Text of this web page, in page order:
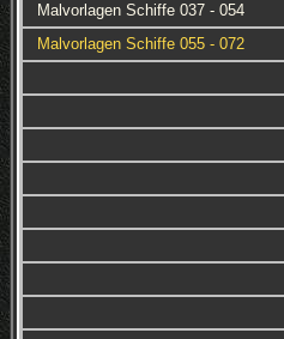
Malvorlagen Schiffe 037 - 054
Malvorlagen Schiffe 055 - 072